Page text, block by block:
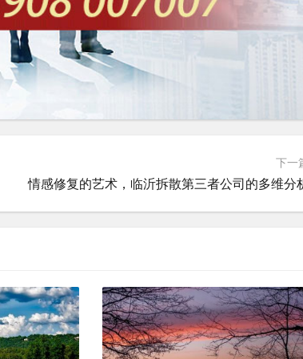
下一
情感修复的艺术，临沂拆散第三者公司的多维分